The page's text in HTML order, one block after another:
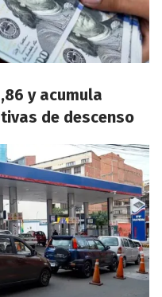
y acumula
de descenso